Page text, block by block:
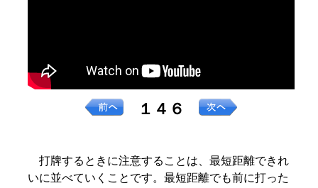
１４６
打牌するときに注意することは、最短距離できれ
いに並べていくことです。最短距離でも前に打った